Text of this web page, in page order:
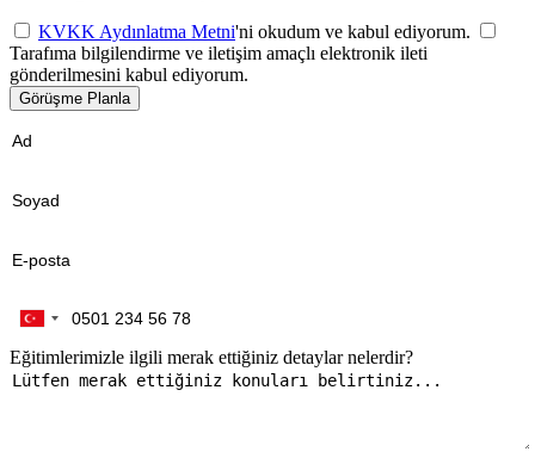
KVKK Aydınlatma Metni'ni okudum ve kabul ediyorum.
Tarafıma bilgilendirme ve iletişim amaçlı elektronik ileti
gönderilmesini kabul ediyorum.
Görüşme Planla
Eğitimlerimizle ilgili merak ettiğiniz detaylar nelerdir?